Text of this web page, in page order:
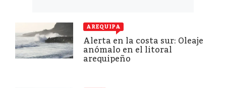
AREQUIPA
Alerta en la costa sur: Oleaje
anómalo en el litoral
arequipeño